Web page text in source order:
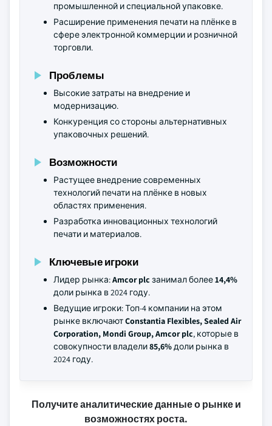
промышленной и специальной упаковке.
Расширение применения печати на плёнке в
сфере электронной коммерции и розничной
торговли.
Проблемы
Высокие затраты на внедрение и
модернизацию.
Конкуренция со стороны альтернативных
упаковочных решений.
Возможности
Растущее внедрение современных
технологий печати на плёнке в новых
областях применения.
Разработка инновационных технологий
печати и материалов.
Ключевые игроки
Лидер рынка:Amcor plc занимал более14,4%
доли рынка в 2024 году.
Ведущие игроки: Топ-4 компании на этом
рынке включаютConstantia Flexibles, Sealed Air
Corporation, Mondi Group, Amcor plc, которые в
совокупности владели85,6%доли рынка в
2024 году.
Получите аналитические данные о рынке и
возможностях роста.